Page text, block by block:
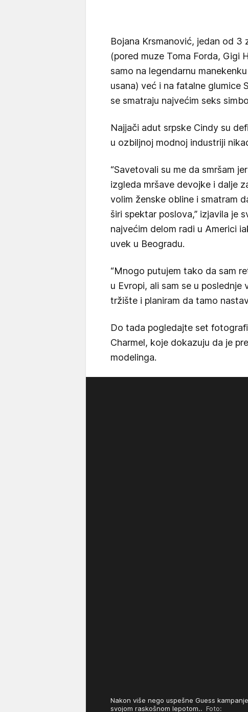
Bojana Krsmanović, jedan od 3
(pored muze Toma Forda, Gigi
samo na legendarnu
usana) već i na fatalne glumice
se smatraju najvećim seks
Najjači adut srpske Cindy su
u ozbiljnoj modnoj industriji
“Savetovali su me da smršam
izgleda mršave devojke i dalje
volim ženske obline i smatram
širi spektar poslova,” izjavila je
najvećim delom radi u Americi
uvek u Beogradu.
“Mnogo putujem tako da sam
u Evropi, ali sam se u
tržište i planiram da tamo
Do tada pogledajte set
Charmel, koje dokazuju da je
modelinga.
Nakon više nego uspešne Guess
svojom raskošnom lepotom.. Foto: